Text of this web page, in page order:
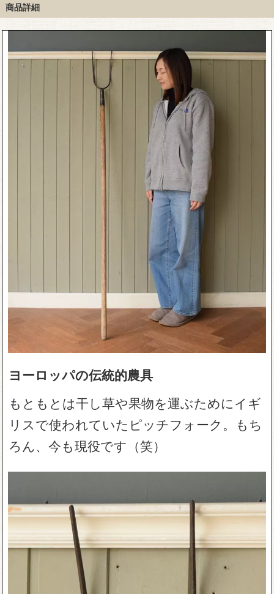
商品詳細
ヨーロッパの伝統的農具
もともとは干し草や果物を運ぶためにイギ
リスで使われていたピッチフォーク。もち
ろん、今も現役です（笑）